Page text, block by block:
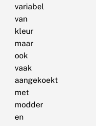
variabel
van
kleur
maar
ook
vaak
aangekoekt
met
modder
en